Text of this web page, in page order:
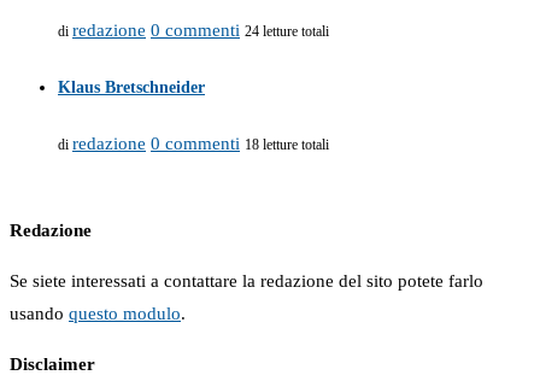
di redazione 0 commenti 24 letture totali
Klaus Bretschneider
di redazione 0 commenti 18 letture totali
Redazione
Se siete interessati a contattare la redazione del sito potete farlo
usando questo modulo.
Disclaimer